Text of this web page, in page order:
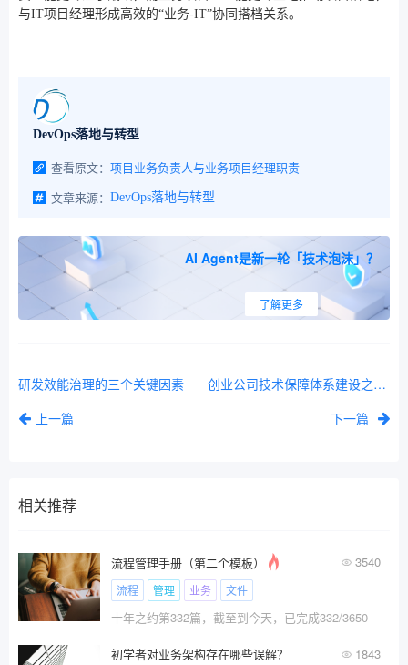
与IT项目经理形成高效的“业务-IT”协同搭档关系。
DevOps落地与转型
查看原文： 项目业务负责人与业务项目经理职责
文章来源： DevOps落地与转型
AI Agent是新一轮「技术泡沫」？
了解更多
研发效能治理的三个关键因素
上一篇
创业公司技术保障体系建设之DevOps五大基础保障体系
下一篇
相关推荐
流程管理手册（第二个模板） 3540
流程 管理 业务 文件
十年之约第332篇，截至到今天，已完成332/3650
初学者对业务架构存在哪些误解？ 1843